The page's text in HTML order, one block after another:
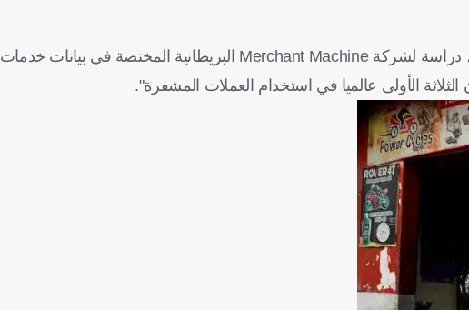
نشرت قناة يورو نيوز على موقعها الإلكتروني في أغسطس/ آب 2022، دراسة لشركة Merchant Machine البريطانية المختصة في بيانات خدمات
الثلاثة الأولى عالميا في استخدام العملات المشفرة".